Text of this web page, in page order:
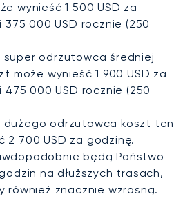
wynieść 1 500 USD za
375 000 USD rocznie (250
super odrzutowca średniej
może wynieść 1 900 USD za
475 000 USD rocznie (250
dużego odrzutowca koszt ten
2 700 USD za godzinę.
będą Państwo
na dłuższych trasach,
również znacznie wzrosną.